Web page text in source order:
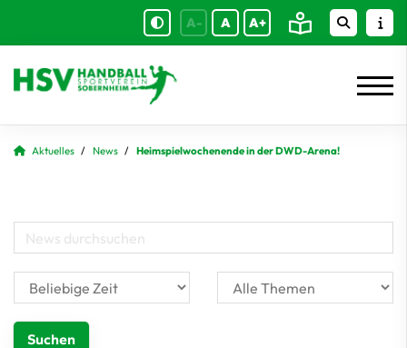
A- A A+
Aktuelles News Heimspielwochenende in der DWD-Arena!